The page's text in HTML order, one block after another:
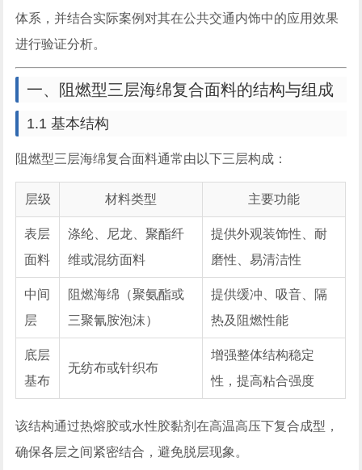
体系，并结合实际案例对其在公共交通内饰中的应用效果
进行验证分析。
一、阻燃型三层海绵复合面料的结构与组成
1.1 基本结构
阻燃型三层海绵复合面料通常由以下三层构成：
层级 材料类型 主要功能
表层
面料
涤纶、尼龙、聚酯纤
维或混纺面料
提供外观装饰性、耐
磨性、易清洁性
中间
层
阻燃海绵（聚氨酯或
三聚氰胺泡沫）
提供缓冲、吸音、隔
热及阻燃性能
底层
基布
无纺布或针织布
增强整体结构稳定
性，提高粘合强度
该结构通过热熔胶或水性胶黏剂在高温高压下复合成型，
确保各层之间紧密结合，避免脱层现象。